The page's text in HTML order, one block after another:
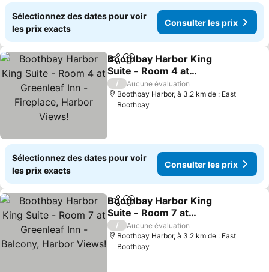
Sélectionnez des dates pour voir
les prix exacts
Consulter les prix
PartagerAjouter à mes favoris
Boothbay Harbor King
Suite - Room 4 at
Greenleaf Inn - Fireplace,
Harbor Views!
/
Aucune évaluation
Boothbay Harbor, à 3.2 km de : East
Boothbay
Sélectionnez des dates pour voir
les prix exacts
Consulter les prix
PartagerAjouter à mes favoris
Boothbay Harbor King
Suite - Room 7 at
Greenleaf Inn - Balcony,
Harbor Views!
/
Aucune évaluation
Boothbay Harbor, à 3.2 km de : East
Boothbay